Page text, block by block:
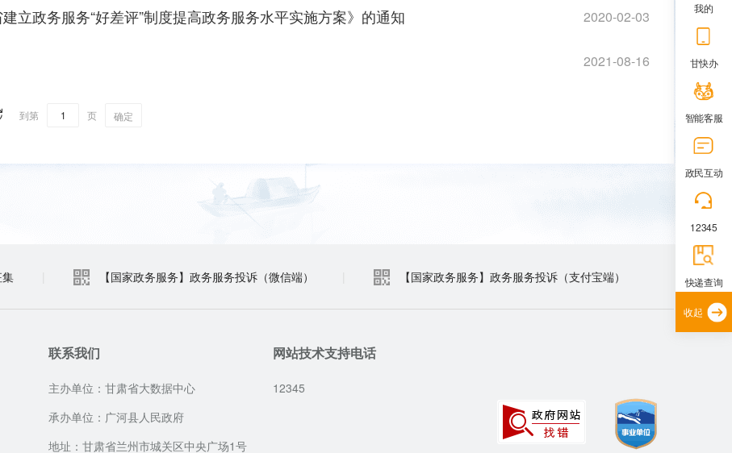
立政务服务“好差评”制度提高政务服务水平实施方案》的通知 2020-02-03
2021-08-16
到第 页 确定
集 【国家政务服务】政务服务投诉（微信端） 【国家政务服务】政务服务投诉（支付宝端）
联系我们
主办单位：甘肃省大数据中心
承办单位：广河县人民政府
地址：甘肃省兰州市城关区中央广场1号
网站技术支持电话
12345
我的
甘快办
智能客服
政民互动
12345
快递查询
收起